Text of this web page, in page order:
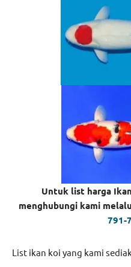
Untuk list harga
menghubungi kami
791-
List ikan koi yang kami